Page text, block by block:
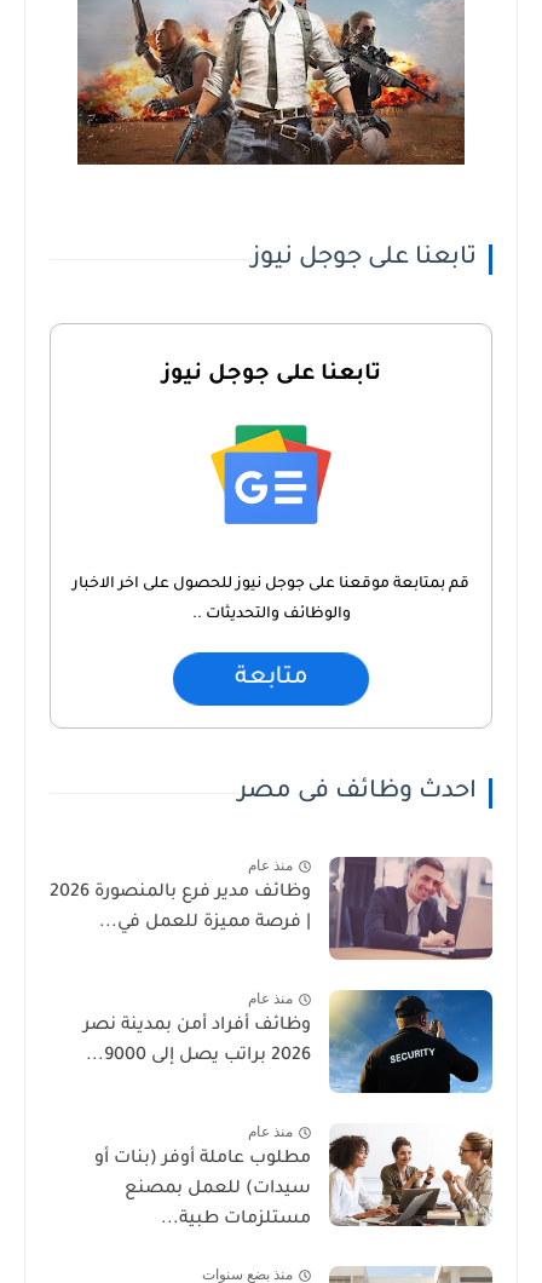
تابعنا على جوجل نيوز
تابعنا على جوجل نيوز
قم بمتابعة موقعنا على جوجل نيوز للحصول على اخر الاخبار
والوظائف والتحديثات ..
متابعة
احدث وظائف فى مصر
منذ عام
وظائف مدير فرع بالمنصورة 2026
| فرصة مميزة للعمل في...
منذ عام
وظائف أفراد أمن بمدينة نصر
2026 براتب يصل إلى 9000...
منذ عام
مطلوب عاملة أوفر (بنات أو
سيدات) للعمل بمصنع
مستلزمات طبية...
منذ بضع سنوات